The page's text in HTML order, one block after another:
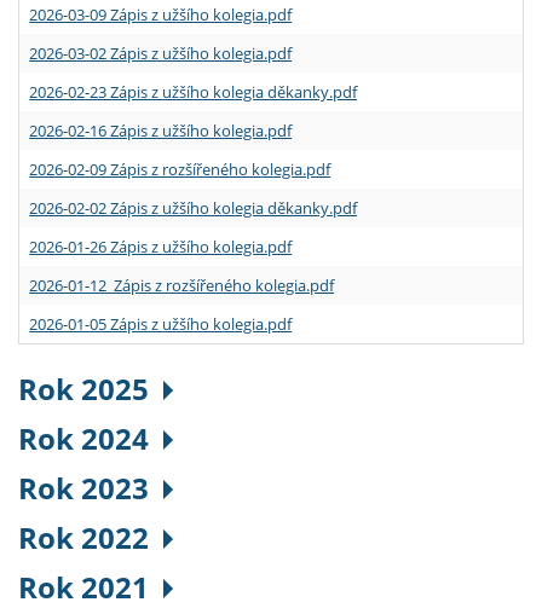
2026-03-09 Zápis z užšího kolegia.pdf
2026-03-02 Zápis z užšího kolegia.pdf
2026-02-23 Zápis z užšího kolegia děkanky.pdf
2026-02-16 Zápis z užšího kolegia.pdf
2026-02-09 Zápis z rozšířeného kolegia.pdf
2026-02-02 Zápis z užšího kolegia děkanky.pdf
2026-01-26 Zápis z užšího kolegia.pdf
2026-01-12 Zápis z rozšířeného kolegia.pdf
2026-01-05 Zápis z užšího kolegia.pdf
Rok 2025
Rok 2024
Rok 2023
Rok 2022
Rok 2021